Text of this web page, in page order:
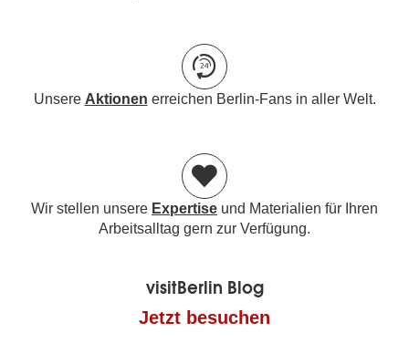
Unsere Aktionen erreichen Berlin-Fans in aller Welt.
Wir stellen unsere Expertise und Materialien für Ihren
Arbeitsalltag gern zur Verfügung.
visitBerlin Blog
Jetzt besuchen